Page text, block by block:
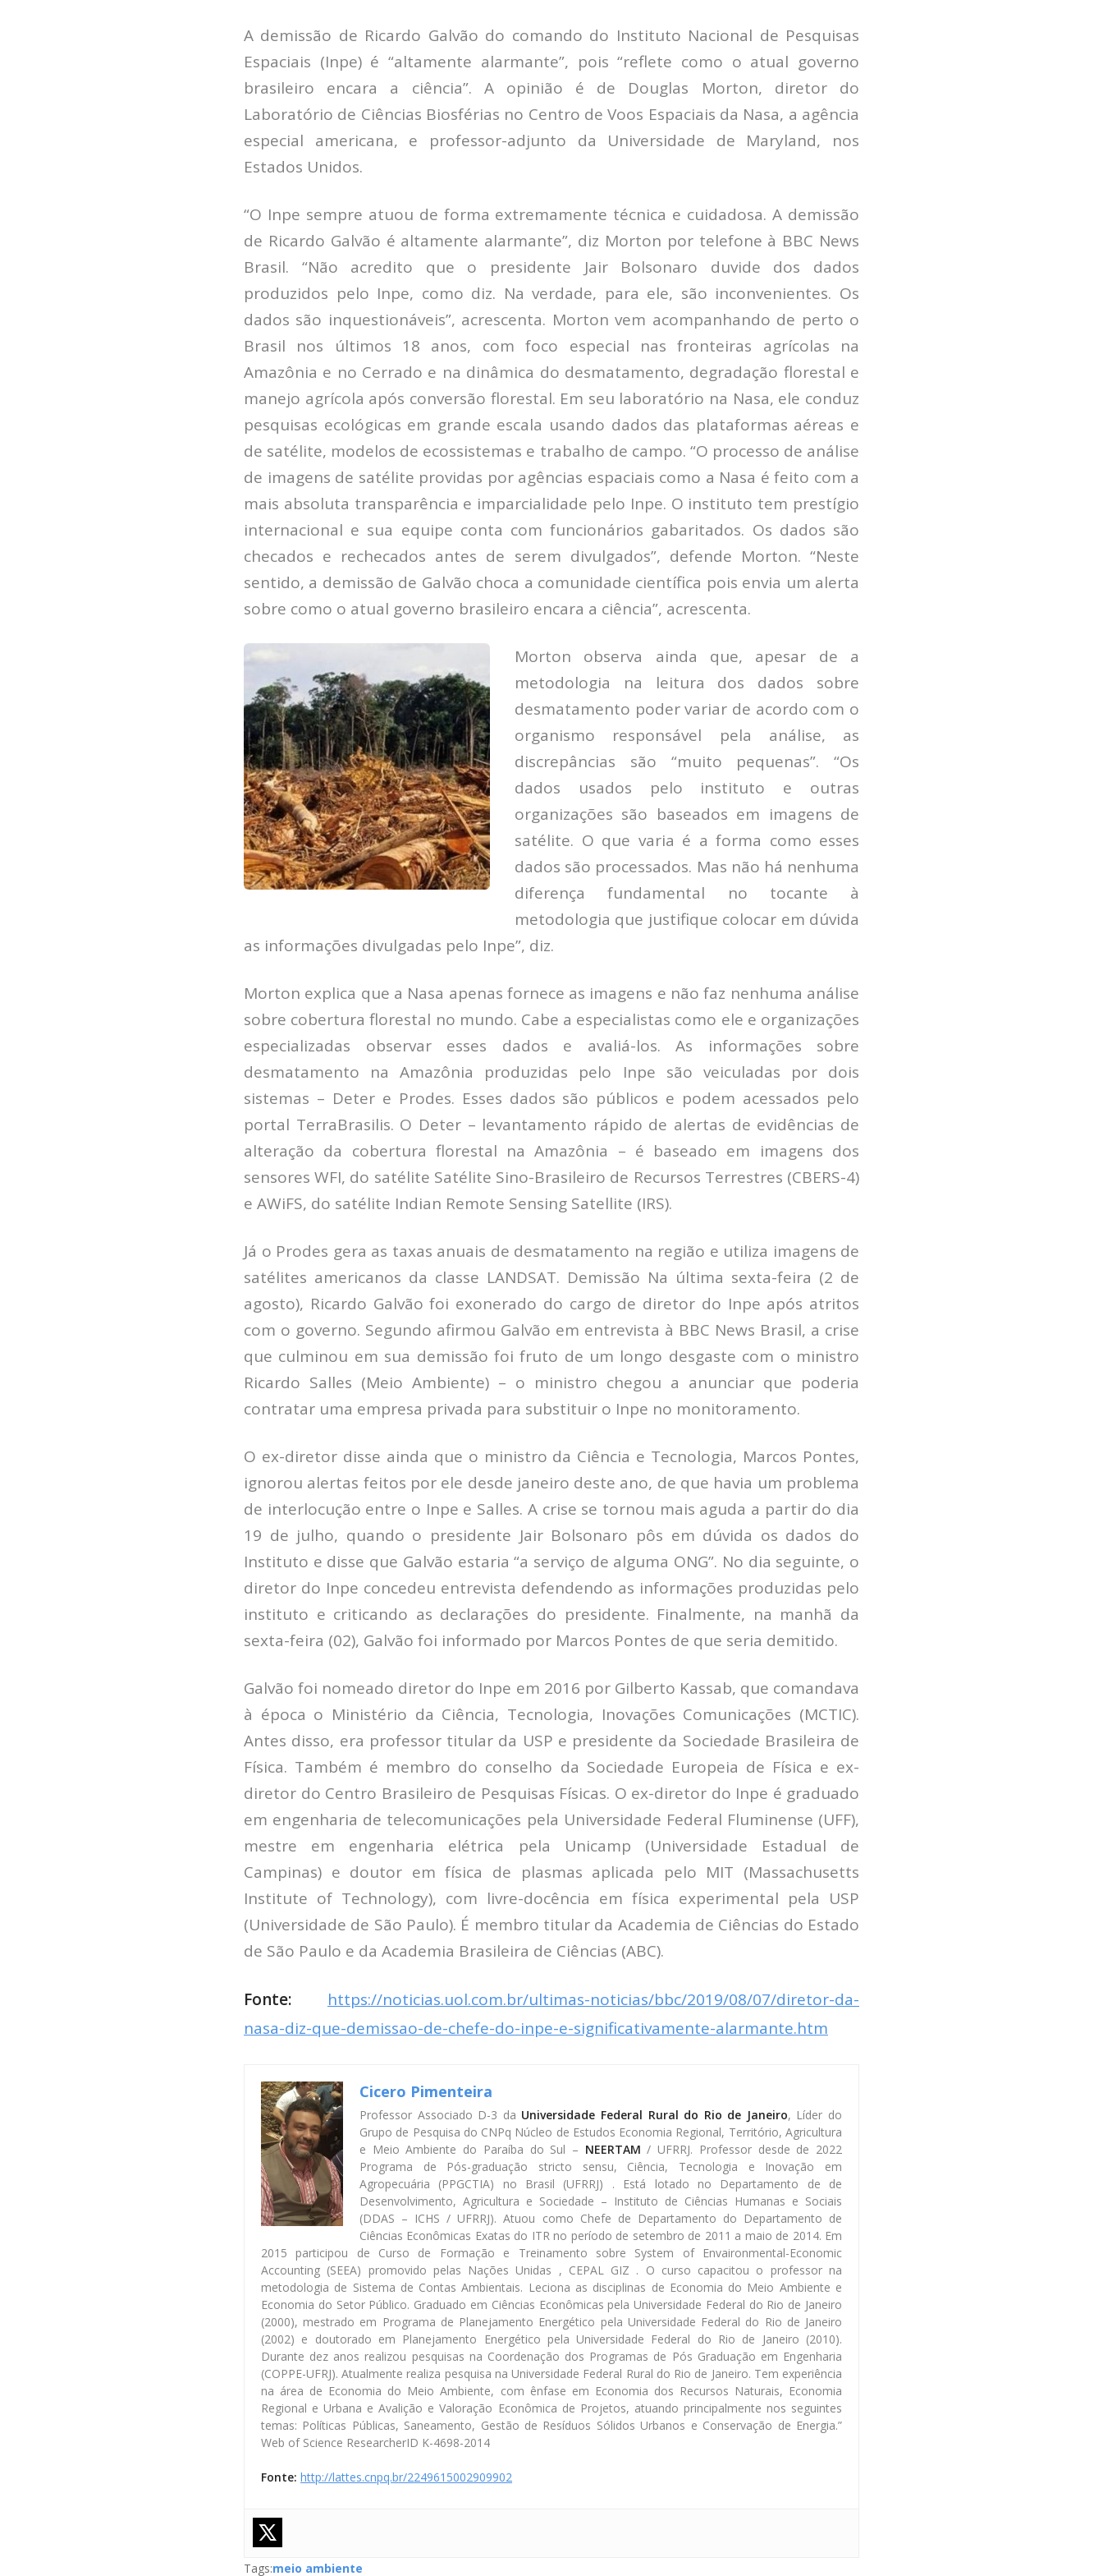
Economia da Poluição: Discussão
Capacidade de Suporte do Ecossistema
Exemplo de Externalidade e Poluição
Instrumento de Comando e Controle
Princípio do Poluidor Pagador
Ronald Coase e Poluição
Economia do Setor Público e Meio Ambiente
Parceiros
Publicações
A demissão de Ricardo Galvão do comando do Instituto Nacional de Pesquisas
Espaciais (Inpe) é “altamente alarmante”, pois “reflete como o atual governo
brasileiro encara a ciência”. A opinião é de Douglas Morton, diretor do
Laboratório de Ciências Biosférias no Centro de Voos Espaciais da Nasa, a agência
especial americana, e professor-adjunto da Universidade de Maryland, nos
Estados Unidos.
“O Inpe sempre atuou de forma extremamente técnica e cuidadosa. A demissão
de Ricardo Galvão é altamente alarmante”, diz Morton por telefone à BBC News
Brasil. “Não acredito que o presidente Jair Bolsonaro duvide dos dados
produzidos pelo Inpe, como diz. Na verdade, para ele, são inconvenientes. Os
dados são inquestionáveis”, acrescenta. Morton vem acompanhando de perto o
Brasil nos últimos 18 anos, com foco especial nas fronteiras agrícolas na
Amazônia e no Cerrado e na dinâmica do desmatamento, degradação florestal e
manejo agrícola após conversão florestal. Em seu laboratório na Nasa, ele conduz
pesquisas ecológicas em grande escala usando dados das plataformas aéreas e
de satélite, modelos de ecossistemas e trabalho de campo. “O processo de análise
de imagens de satélite providas por agências espaciais como a Nasa é feito com a
mais absoluta transparência e imparcialidade pelo Inpe. O instituto tem prestígio
internacional e sua equipe conta com funcionários gabaritados. Os dados são
checados e rechecados antes de serem divulgados”, defende Morton. “Neste
sentido, a demissão de Galvão choca a comunidade científica pois envia um alerta
sobre como o atual governo brasileiro encara a ciência”, acrescenta.
Morton observa ainda que, apesar de a
metodologia na leitura dos dados sobre
desmatamento poder variar de acordo com o
organismo responsável pela análise, as
discrepâncias são “muito pequenas”. “Os
dados usados pelo instituto e outras
organizações são baseados em imagens de
satélite. O que varia é a forma como esses
dados são processados. Mas não há nenhuma
diferença fundamental no tocante à
metodologia que justifique colocar em dúvida
as informações divulgadas pelo Inpe”, diz.
Morton explica que a Nasa apenas fornece as imagens e não faz nenhuma análise
sobre cobertura florestal no mundo. Cabe a especialistas como ele e organizações
especializadas observar esses dados e avaliá-los. As informações sobre
desmatamento na Amazônia produzidas pelo Inpe são veiculadas por dois
sistemas – Deter e Prodes. Esses dados são públicos e podem acessados pelo
portal TerraBrasilis. O Deter – levantamento rápido de alertas de evidências de
alteração da cobertura florestal na Amazônia – é baseado em imagens dos
sensores WFI, do satélite Satélite Sino-Brasileiro de Recursos Terrestres (CBERS-4)
e AWiFS, do satélite Indian Remote Sensing Satellite (IRS).
Já o Prodes gera as taxas anuais de desmatamento na região e utiliza imagens de
satélites americanos da classe LANDSAT. Demissão Na última sexta-feira (2 de
agosto), Ricardo Galvão foi exonerado do cargo de diretor do Inpe após atritos
com o governo. Segundo afirmou Galvão em entrevista à BBC News Brasil, a crise
que culminou em sua demissão foi fruto de um longo desgaste com o ministro
Ricardo Salles (Meio Ambiente) – o ministro chegou a anunciar que poderia
contratar uma empresa privada para substituir o Inpe no monitoramento.
O ex-diretor disse ainda que o ministro da Ciência e Tecnologia, Marcos Pontes,
ignorou alertas feitos por ele desde janeiro deste ano, de que havia um problema
de interlocução entre o Inpe e Salles. A crise se tornou mais aguda a partir do dia
19 de julho, quando o presidente Jair Bolsonaro pôs em dúvida os dados do
Instituto e disse que Galvão estaria “a serviço de alguma ONG”. No dia seguinte, o
diretor do Inpe concedeu entrevista defendendo as informações produzidas pelo
instituto e criticando as declarações do presidente. Finalmente, na manhã da
sexta-feira (02), Galvão foi informado por Marcos Pontes de que seria demitido.
Galvão foi nomeado diretor do Inpe em 2016 por Gilberto Kassab, que comandava
à época o Ministério da Ciência, Tecnologia, Inovações Comunicações (MCTIC).
Antes disso, era professor titular da USP e presidente da Sociedade Brasileira de
Física. Também é membro do conselho da Sociedade Europeia de Física e ex-
diretor do Centro Brasileiro de Pesquisas Físicas. O ex-diretor do Inpe é graduado
em engenharia de telecomunicações pela Universidade Federal Fluminense (UFF),
mestre em engenharia elétrica pela Unicamp (Universidade Estadual de
Campinas) e doutor em física de plasmas aplicada pelo MIT (Massachusetts
Institute of Technology), com livre-docência em física experimental pela USP
(Universidade de São Paulo). É membro titular da Academia de Ciências do Estado
de São Paulo e da Academia Brasileira de Ciências (ABC).
Fonte:
https://noticias.uol.com.br/ultimas-noticias/bbc/2019/08/07/diretor-da-
nasa-diz-que-demissao-de-chefe-do-inpe-e-significativamente-alarmante.htm
Cicero Pimenteira
Professor Associado D-3 da Universidade Federal Rural do Rio de Janeiro, Líder do
Grupo de Pesquisa do CNPq Núcleo de Estudos Economia Regional, Território, Agricultura
e Meio Ambiente do Paraíba do Sul – NEERTAM / UFRRJ. Professor desde de 2022
Programa de Pós-graduação stricto sensu, Ciência, Tecnologia e Inovação em
Agropecuária (PPGCTIA) no Brasil (UFRRJ) . Está lotado no Departamento de de
Desenvolvimento, Agricultura e Sociedade – Instituto de Ciências Humanas e Sociais
(DDAS – ICHS / UFRRJ). Atuou como Chefe de Departamento do Departamento de
Ciências Econômicas Exatas do ITR no período de setembro de 2011 a maio de 2014. Em
2015 participou de Curso de Formação e Treinamento sobre System of Envaironmental-Economic
Accounting (SEEA) promovido pelas Nações Unidas , CEPAL GIZ . O curso capacitou o professor na
metodologia de Sistema de Contas Ambientais. Leciona as disciplinas de Economia do Meio Ambiente e
Economia do Setor Público. Graduado em Ciências Econômicas pela Universidade Federal do Rio de Janeiro
(2000), mestrado em Programa de Planejamento Energético pela Universidade Federal do Rio de Janeiro
(2002) e doutorado em Planejamento Energético pela Universidade Federal do Rio de Janeiro (2010).
Durante dez anos realizou pesquisas na Coordenação dos Programas de Pós Graduação em Engenharia
(COPPE-UFRJ). Atualmente realiza pesquisa na Universidade Federal Rural do Rio de Janeiro. Tem experiência
na área de Economia do Meio Ambiente, com ênfase em Economia dos Recursos Naturais, Economia
Regional e Urbana e Avalição e Valoração Econômica de Projetos, atuando principalmente nos seguintes
temas: Políticas Públicas, Saneamento, Gestão de Resíduos Sólidos Urbanos e Conservação de Energia.”
Web of Science ResearcherID K-4698-2014
Fonte: http://lattes.cnpq.br/2249615002909902
Tags:meio ambiente